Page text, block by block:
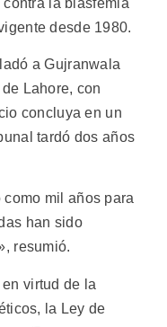
desde 1980.
a Gujranwala
Lahore, con
concluya en un
tardó dos años
mil años para
han sido
resumió.
virtud de la
la Ley de